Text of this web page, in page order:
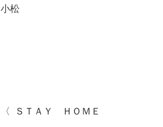
小松
ＳＴＡＹ ＨＯＭＥ